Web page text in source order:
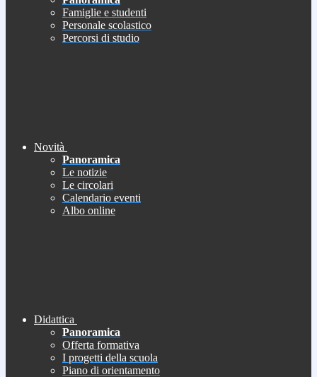
Famiglie e studenti
Personale scolastico
Percorsi di studio
Novità
Panoramica
Le notizie
Le circolari
Calendario eventi
Albo online
Didattica
Panoramica
Offerta formativa
I progetti della scuola
Piano di orientamento